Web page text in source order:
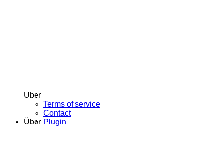
Über
Über
Terms of service
Contact
Plugin